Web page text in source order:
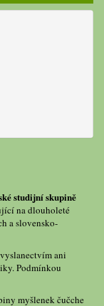
studijní skupině
na dlouholeté
a slovensko-
ani
Podmínkou
myšlenek čučche